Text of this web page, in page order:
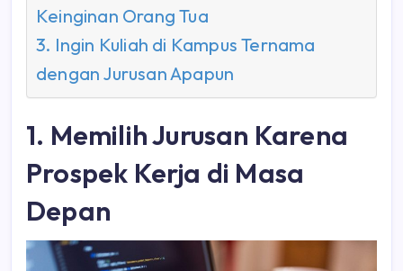
Keinginan Orang Tua
3. Ingin Kuliah di Kampus Ternama
dengan Jurusan Apapun
1. Memilih Jurusan Karena
Prospek Kerja di Masa
Depan